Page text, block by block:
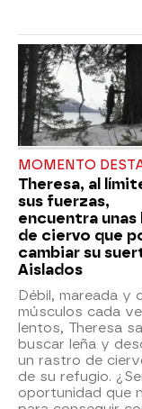
MOMENTO
Theresa, al
sus fuerzas,
encuentra unas
de ciervo que
cambiar su
Aislados
Débil, mareada y
músculos cada
lentos, Theresa
buscar leña y
un rastro de
de su refugio.
oportunidad que